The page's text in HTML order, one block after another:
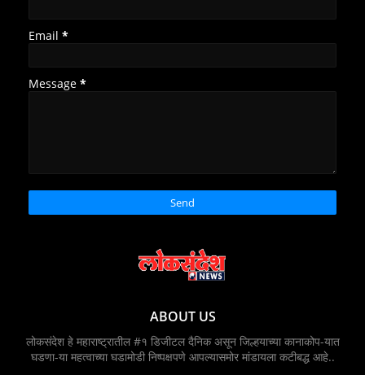
Email *
Message *
ABOUT US
लोकसंदेश हे महाराष्ट्रातील #१ डिजीटल दैनिक असून जिल्हयाच्या कानाकोप-यात
घडणा-या महत्वाच्या घडामोडी निष्पक्षपणे आपल्यासमोर मांडायला कटीबद्ध आहे..